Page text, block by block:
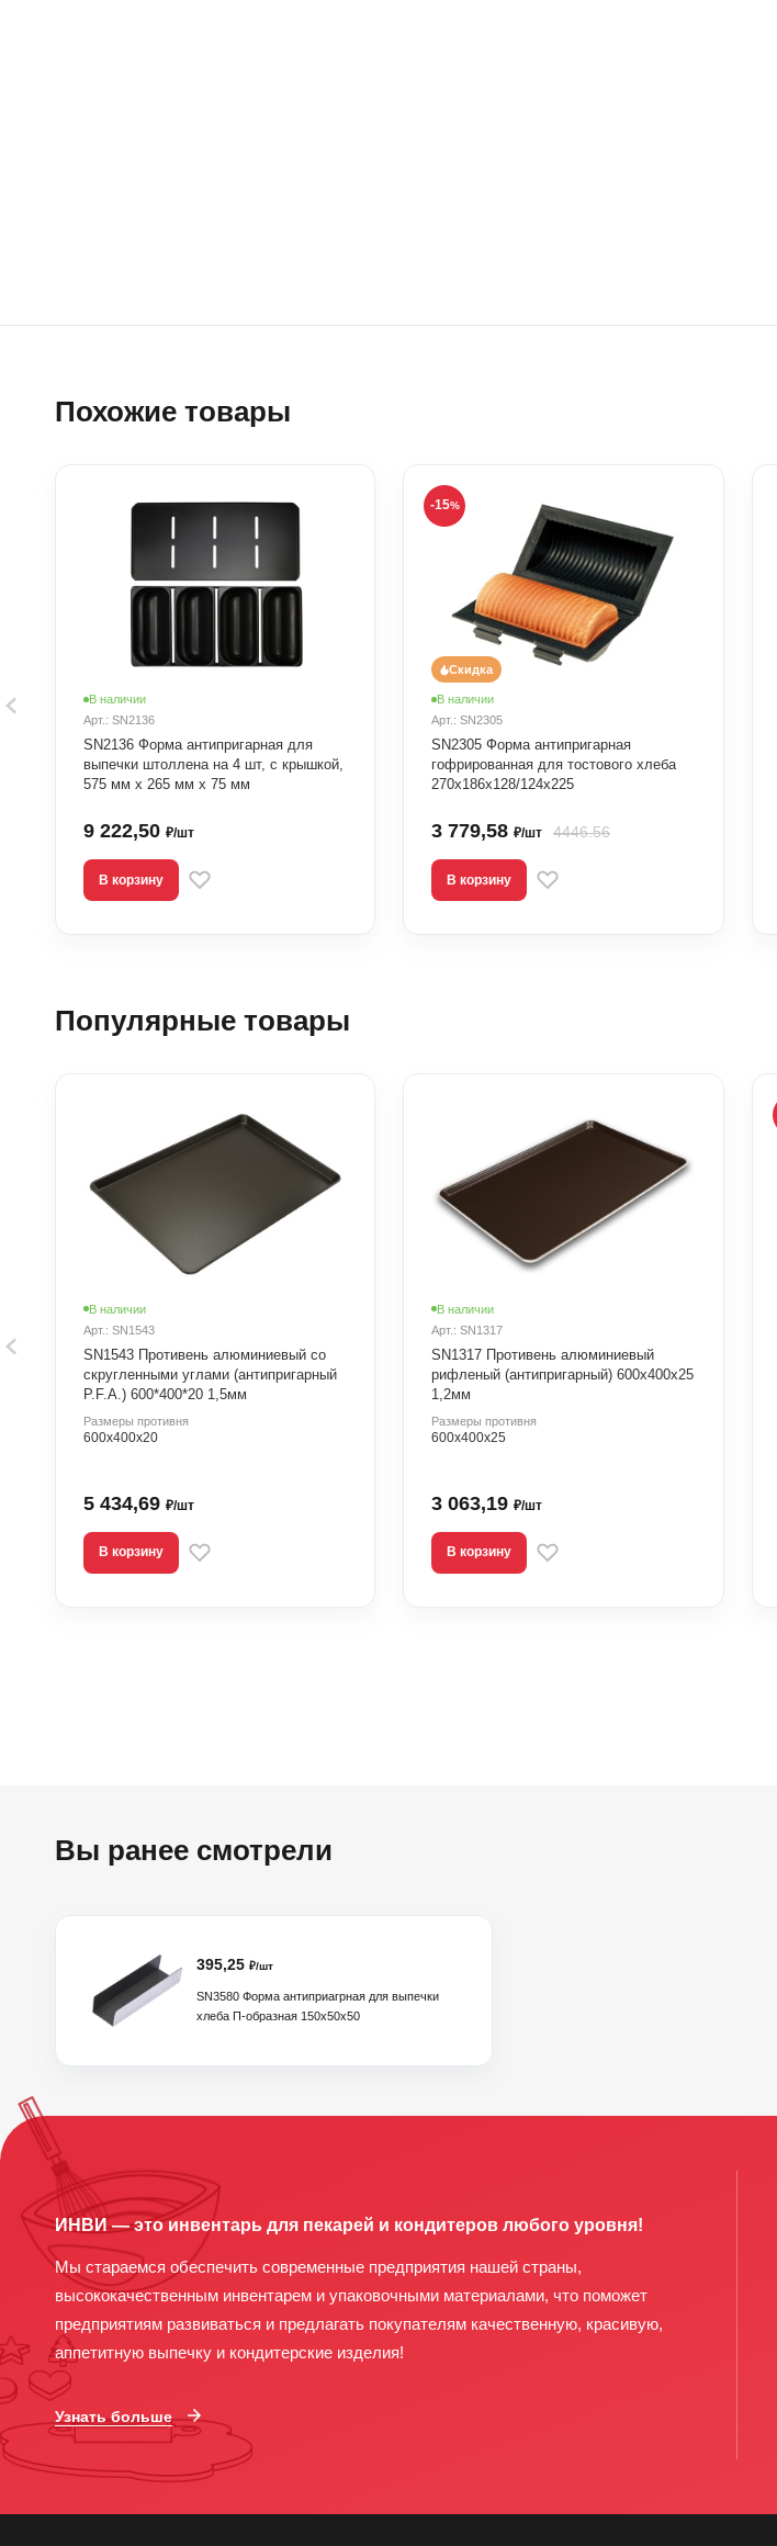
Похожие товары
В наличии
Арт.: SN2136
SN2136 Форма антипригарная для
выпечки штоллена на 4 шт, с крышкой,
575 мм х 265 мм х 75 мм
9 222,50 ₽/шт
В корзину
Скидка
В наличии
Арт.: SN2305
SN2305 Форма антипригарная
гофрированная для тостового хлеба
270х186х128/124х225
3 779,58₽/шт 4446.56
В корзину
-15%
Популярные товары
В наличии
Арт.: SN1543
SN1543 Противень алюминиевый со
скругленными углами (антипригарный
P.F.A.) 600*400*20 1,5мм
Размеры противня
600х400х20
5 434,69 ₽/шт
В корзину
В наличии
Арт.: SN1317
SN1317 Противень алюминиевый
рифленый (антипригарный) 600х400х25
1,2мм
Размеры противня
600х400х25
3 063,19₽/шт
В корзину
Вы ранее смотрели
395,25 ₽/шт
SN3580 Форма антиприагрная для выпечки
хлеба П-образная 150х50х50
ИНВИ — это инвентарь для пекарей и кондитеров любого уровня!
Мы стараемся обеспечить современные предприятия нашей страны,
высококачественным инвентарем и упаковочными материалами, что поможет
предприятиям развиваться и предлагать покупателям качественную, красивую,
аппетитную выпечку и кондитерские изделия!
Узнать больше